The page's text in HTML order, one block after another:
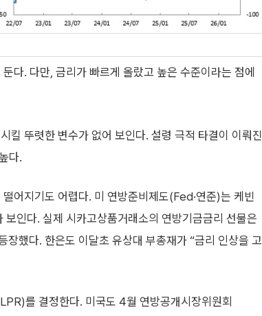
다. 다만, 금리가 빠르게 올랐고 높은 수준이라는 점에
킬 뚜렷한 변수가 없어 보인다. 설령 극적 타결이 이뤄진
다.
어지기도 어렵다. 미 연방준비제도(Fed·연준)는 케빈
인다. 실제 시카고상품거래소의 연방기금금리 선물은
했다. 한은도 이달초 유상대 부총재가 “금리 인상을 고
를 결정한다. 미국도 4월 연방공개시장위원회